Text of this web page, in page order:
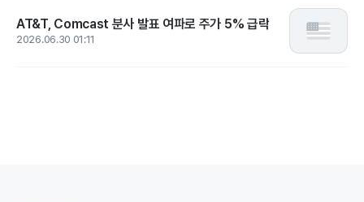
AT&T, Comcast 분사 발표 여파로 주가 5% 급락
2026.06.30 01:11